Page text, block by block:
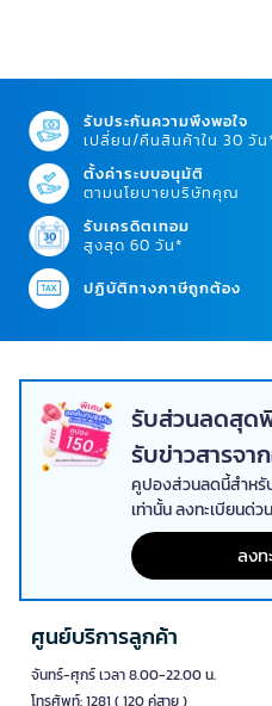
รับประกันความพึงพอใจ
เปลี่ยน/คืนสินค้าใน 30 วัน
ตั้งค่าระบบอนุมัติ
ตามนโยบายบริษัทคุณ
รับเครดิตเทอม
สูงสุด 60 วัน*
ปฏิบัติทางภาษีถูกต้อง
รับส่วนลดสุด
รับข่าวสารจ
คูปองส่วนลดนี้สำหรั
เท่านั้น ลงทะเบียนด่วน
ลงท
ศูนย์บริการลูกค้า
จันทร์-ศุกร์ เวลา 8.00-22.00 น.
โทรศัพท์: 1281 ( 120 คู่สาย )